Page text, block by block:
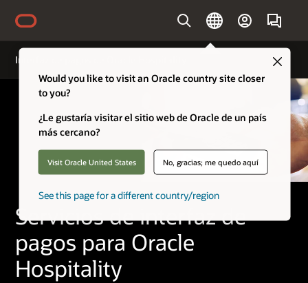
Country
Would you like to visit an Oracle country site closer
to you?
¿Le gustaría visitar el sitio web de Oracle de un país
más cercano?
Visit Oracle United States No, gracias; me quedo aquí
See this page for a different country/region
Interfaz de pagos de Oracle Hospitality
Servicios de interfaz de
pagos para Oracle
Hospitality